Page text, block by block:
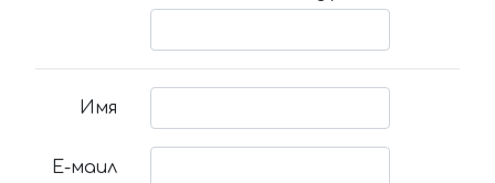
Имя
Е-маил